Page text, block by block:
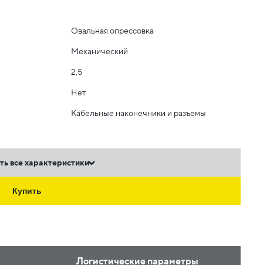
Овальная опрессовка
Механический
2,5
Нет
Кабельные наконечники и разъемы
все характеристики
Купить
Логистические параметры